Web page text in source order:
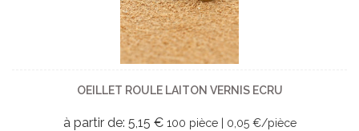
OEILLET ROULE LAITON VERNIS ECRU
à partir de: 5,15 € 100 pièce | 0,05 €/pièce